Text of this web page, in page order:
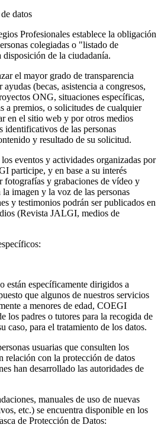
datos
Profesionales establece la obligación
colegiadas o "listado de
de la ciudadanía.
el mayor grado de transparencia
(becas, asistencia a congresos,
ONG, situaciones específicas,
a premios, o solicitudes de cualquier
en el sitio web y por otros medios
de las personas
y resultado de su solicitud.
eventos y actividades organizadas por
participe, y en base a su interés
fotografías y grabaciones de vídeo y
imagen y la voz de las personas
y testimonios podrán ser publicados en
(Revista JALGI, medios de
están específicamente dirigidos a
que algunos de nuestros servicios
a menores de edad, COEGI
los padres o tutores para la recogida de
caso, para el tratamiento de los datos.
usuarias que consulten los
relación con la protección de datos
han desarrollado las autoridades de
manuales de uso de nuevas
etc.) se encuentra disponible en los
de Protección de Datos: